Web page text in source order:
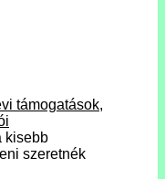
támogatások,
kisebb
szeretnék